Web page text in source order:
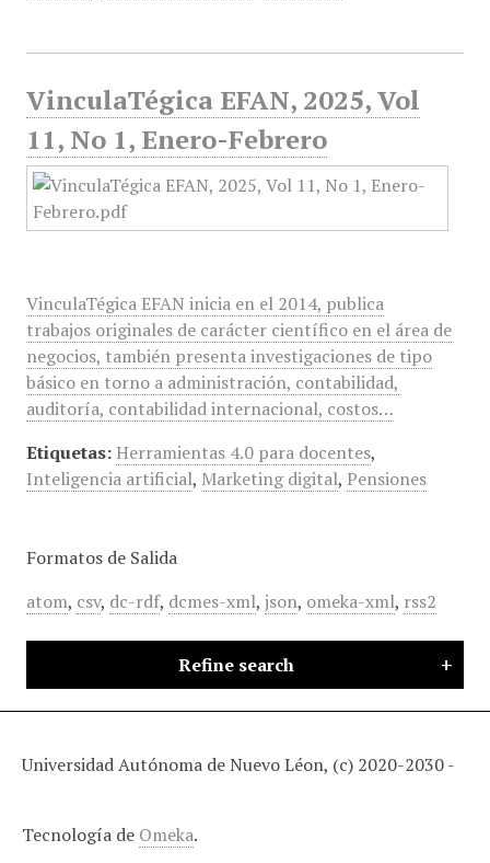
VinculaTégica EFAN, 2025, Vol
11, No 1, Enero-Febrero
VinculaTégica EFAN inicia en el 2014, publica
trabajos originales de carácter científico en el área de
negocios, también presenta investigaciones de tipo
básico en torno a administración, contabilidad,
auditoría, contabilidad internacional, costos…
Etiquetas: Herramientas 4.0 para docentes,
Inteligencia artificial, Marketing digital, Pensiones
Formatos de Salida
atom, csv, dc-rdf, dcmes-xml, json, omeka-xml, rss2
Refine search
Universidad Autónoma de Nuevo Léon, (c) 2020-2030 -
Tecnología de Omeka.